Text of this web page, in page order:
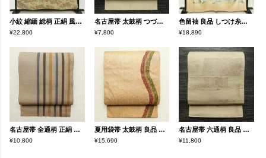
小紋 縮緬 総柄 正絹 風景柄 袷仕立て 身丈154.5cm 裄丈63cm リサイクル着物 着物 ベージュ
¥22,800
名古屋帯 太鼓柄 つづれ織 正絹 風景柄 松葉仕立て なごや帯 リサイクル帯 帯 ベージュ
¥7,800
色留袖 良品 しつけ糸付き 一つ紋付き 正絹 風景柄 袷仕立て 身丈162.5cm 裄丈65cm ベージュ
¥18,890
名古屋帯 全通柄 正絹 縞柄・線柄 通し仕立て なごや帯 リサイクル帯 帯 ベージュ
¥10,800
夏用袋帯 太鼓柄 良品 一般用 正絹 幾何学柄・抽象柄 ベージュ
¥15,690
名古屋帯 六通柄 良品 正絹 幾何学柄・抽象柄 通し仕立て なごや帯 リサイクル帯 帯 ベージュ
¥11,800